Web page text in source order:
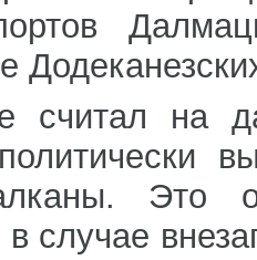
считал на
Это
случае